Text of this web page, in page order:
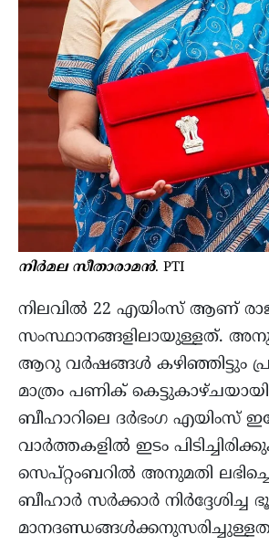
നിർമല സീതാരാമൻ. PTI
നിലവിൽ 22 എയിംസ് ആണ്
സംസ്ഥാനങ്ങളിലായുള്ളത്.
ആറു വർഷങ്ങൾ കഴിഞ്ഞിട്ടും
മാത്രം പണിക്
ബീഹാറിലെ ദർഭംഗ എയിംസ്
വാർത്തകളിൽ ഇടം
സെപ്റ്റംബറിൽ അനുമതി
ബീഹാർ സർക്കാർ നിർദ്ദേശിച്ച